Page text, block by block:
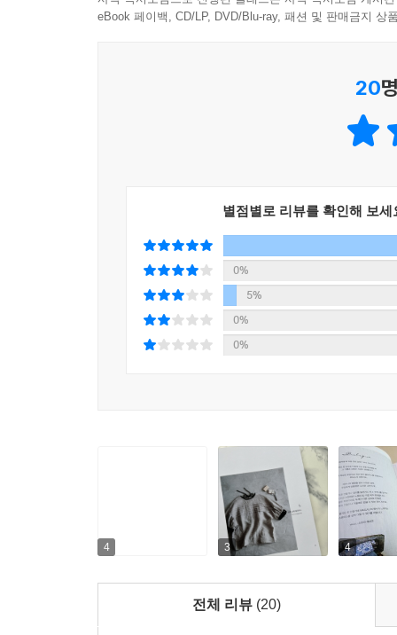
똑같은 흰색 블라우스라도 아이보리 자투리
싸개단추는 마법의 단추라고 할 정도로 개성 있
심플하고 세련되게 완성할 때 큰 역할을 합니다.
살리기 위한 작은 디테일을 더하기 위해 고민했
eBook 페이백, CD/LP, DVD/Blu-ray, 패션 및 판매금지 상
20
별점별로 리뷰를 확인해 보세
0%
5%
0%
0%
4 3 4
전체 리뷰 (20)